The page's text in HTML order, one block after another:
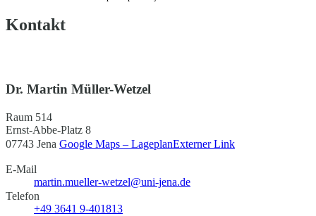
Kontakt
Dr. Martin Müller-Wetzel
Raum 514
Ernst-Abbe-Platz 8
07743 Jena Google Maps – LageplanExterner Link
E-Mail
martin.mueller-wetzel@uni-jena.de
Telefon
+49 3641 9-401813